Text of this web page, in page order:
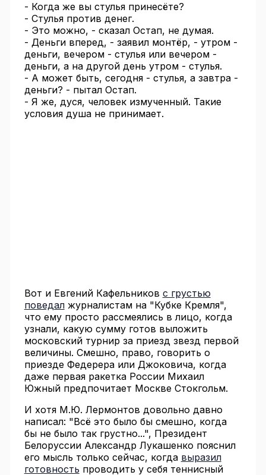
- Когда же вы стулья принесёте?
- Стулья против денег.
- Это можно, - сказал Остап, не думая.
- Деньги вперед, - заявил монтёр, - утром -
деньги, вечером - стулья или вечером -
деньги, а на другой день утром - стулья.
- А может быть, сегодня - стулья, а завтра -
деньги? - пытал Остап.
- Я же, дуся, человек измученный. Такие
условия душа не принимает.
Вот и Евгений Кафельников с грустью
поведалжурналистам на "Кубке Кремля",
что ему просто рассмеялись в лицо, когда
узнали, какую сумму готов выложить
московский турнир за приезд звезд первой
величины. Смешно, право, говорить о
приезде Федерера или Джоковича, когда
даже первая ракетка России Михаил
Южный предпочитает Москве Стокгольм.
И хотя М.Ю. Лермонтов довольно давно
написал: "Всё это было бы смешно, когда
бы не было так грустно...", Президент
Белоруссии Александр Лукашенко пояснил
его мысль только сейчас, когда выразил
готовность проводить у себя теннисный